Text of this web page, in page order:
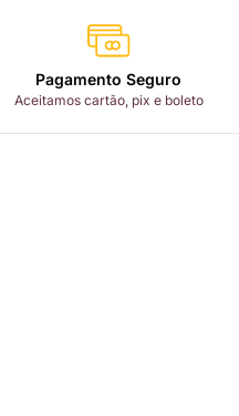
Pagamento Seguro
Aceitamos cartão, pix e boleto